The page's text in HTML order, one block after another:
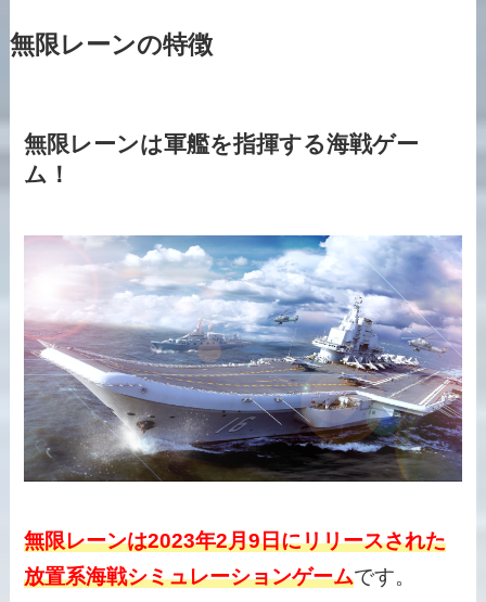
無限レーンの特徴
無限レーンは軍艦を指揮する海戦ゲー
ム！
無限レーンは2023年2月9日にリリースされた
放置系海戦シミュレーションゲームです。